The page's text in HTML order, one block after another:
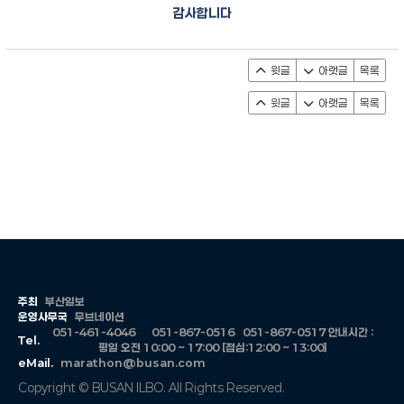
감사합니다
윗글 아랫글 목록
윗글 아랫글 목록
주최
부산일보
운영사무국
무브네이션
Tel.
051-461-4046 051-867-0516 051-867-0517안내시간 :
평일 오전 10:00 ~ 17:00 [점심:12:00 ~ 13:00]
eMail.
marathon@busan.com
Copyright © BUSAN ILBO. All Rights Reserved.